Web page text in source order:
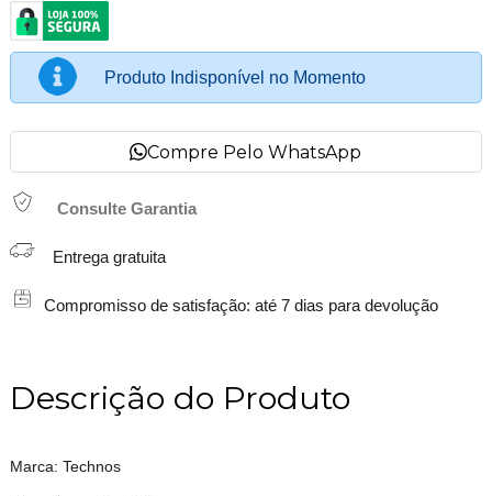
Produto Indisponível no Momento
Compre Pelo WhatsApp
Consulte Garantia
Entrega gratuita
Compromisso de satisfação: até 7 dias para devolução
Descrição do Produto
Marca: Technos